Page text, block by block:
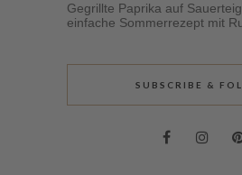
Gegrillte Paprika auf
einfache Sommerrezept mit
SUBSCRIBE &